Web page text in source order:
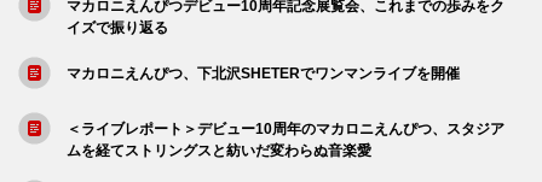
マカロニえんぴつデビュー10周年記念展覧会、これまでの歩みをク
イズで振り返る
マカロニえんぴつ、下北沢SHETERでワンマンライブを開催
＜ライブレポート＞デビュー10周年のマカロニえんぴつ、スタジア
ムを経てストリングスと紡いだ変わらぬ音楽愛